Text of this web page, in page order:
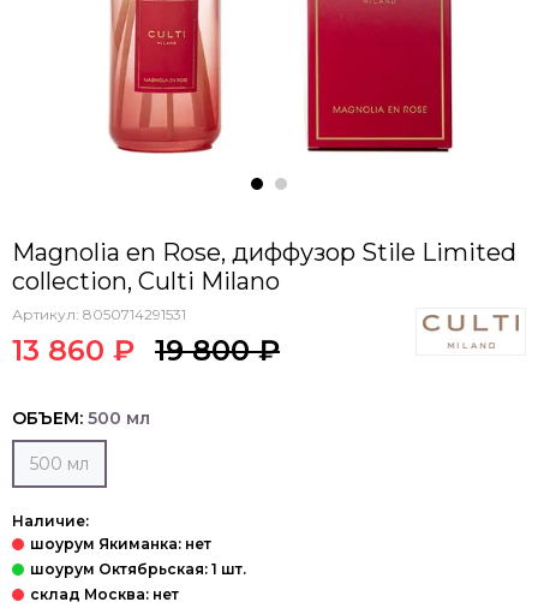
Magnolia en Rose, диффузор Stile Limited
collection, Culti Milano
Артикул: 8050714291531
13 860 ₽ 19 800 ₽
ОБЪЕМ: 500 мл
500 мл
Наличие: